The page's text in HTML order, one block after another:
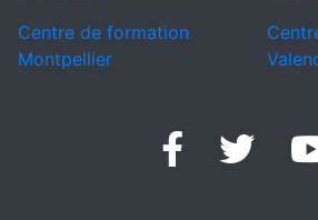
Centre de formation
Montpellier